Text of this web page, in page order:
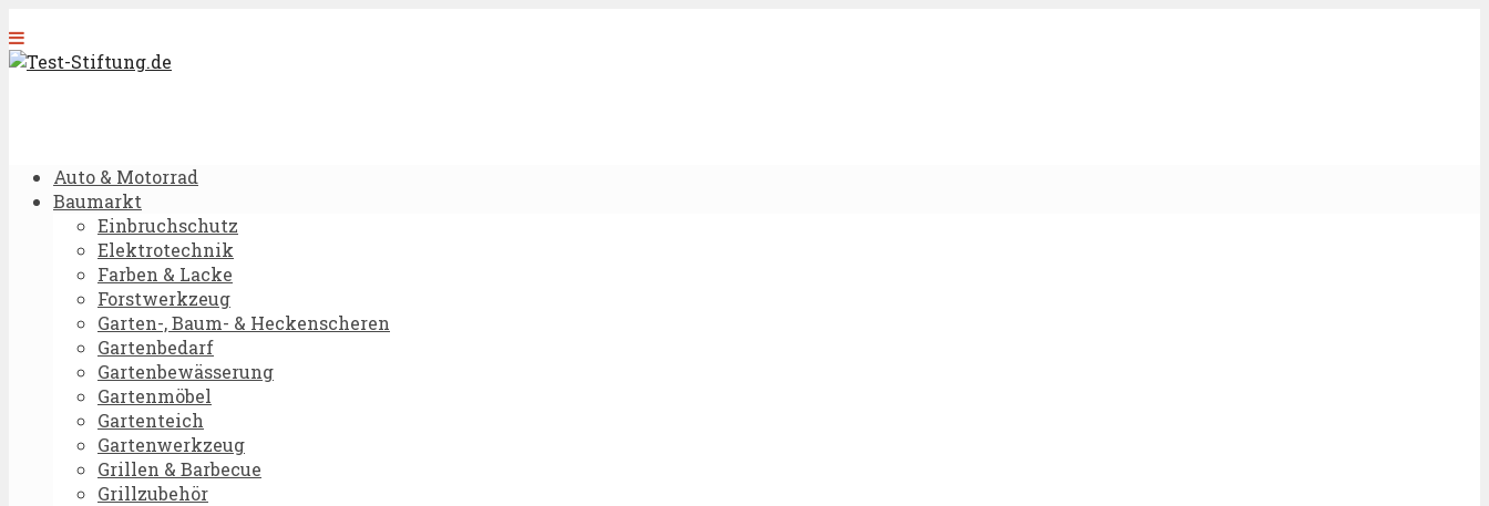
Auto & Motorrad
Baumarkt
Einbruchschutz
Elektrotechnik
Farben & Lacke
Forstwerkzeug
Garten-, Baum- & Heckenscheren
Gartenbedarf
Gartenbewässerung
Gartenmöbel
Gartenteich
Gartenwerkzeug
Grillen & Barbecue
Grillzubehör